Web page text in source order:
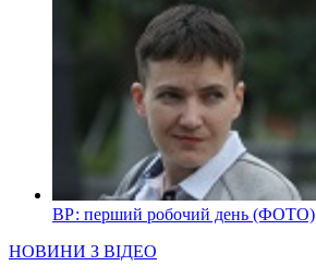
ВР: перший робочий день (ФОТО)
НОВИНИ З ВІДЕО